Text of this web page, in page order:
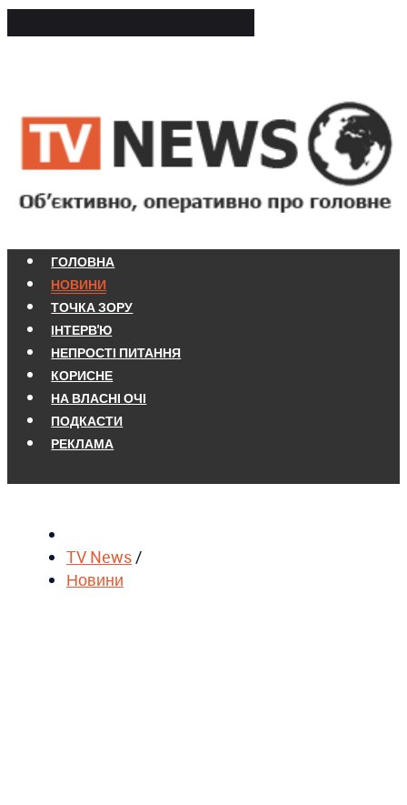
ГОЛОВНА
НОВИНИ
ТОЧКА ЗОРУ
ІНТЕРВ'Ю
НЕПРОСТІ ПИТАННЯ
КОРИСНЕ
НА ВЛАСНІ ОЧІ
ПОДКАСТИ
РЕКЛАМА
TV News/
Новини